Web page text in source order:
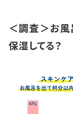
＜調査＞お風
保湿してる？